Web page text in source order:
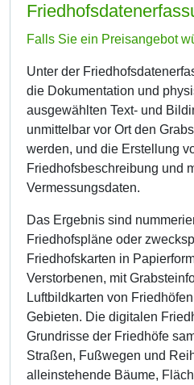
Falls Sie ein Preisangebot
Unter der
die Dokumentation und
ausgewählten Text- und
unmittelbar vor Ort den
werden, und die Erstellung
Friedhofsbeschreibung und
Vermessungsdaten.
Das Ergebnis sind
Friedhofspläne oder
Friedhofskarten in
Verstorbenen, mit
Luftbildkarten von
Gebieten. Die digitalen
Grundrisse der Friedhöfe
Straßen, Fußwegen und
alleinstehende Bäume,